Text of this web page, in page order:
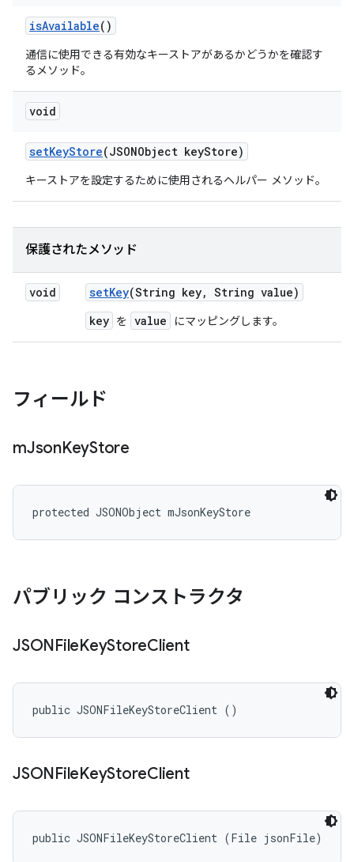
isAvailable()
通信に使用できる有効なキーストアがあるかどうかを確認す
るメソッド。
void
setKeyStore(JSONObject keyStore)
キーストアを設定するために使用されるヘルパー メソッド。
保護されたメソッド
void setKey(String key, String value)
key を value にマッピングします。
フィールド
mJsonKeyStore
protected JSONObject mJsonKeyStore
パブリック コンストラクタ
JSONFileKeyStoreClient
public JSONFileKeyStoreClient ()
JSONFileKeyStoreClient
public JSONFileKeyStoreClient (File jsonFile)